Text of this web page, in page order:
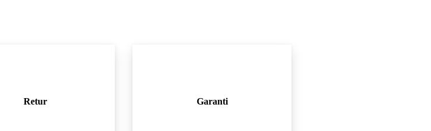
Retur Garanti